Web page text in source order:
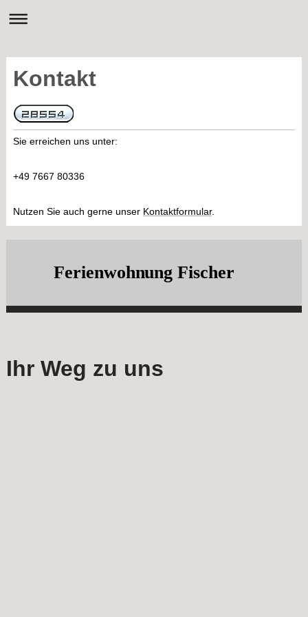
Kontakt
Sie erreichen uns unter:
+49 7667 80336
Nutzen Sie auch gerne unser Kontaktformular.
Ferienwohnung Fischer
Ihr Weg zu uns